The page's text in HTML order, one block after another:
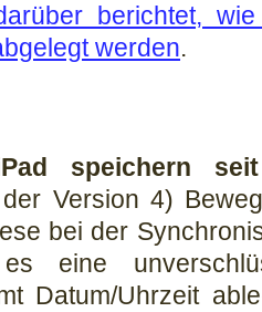
berichtet,
werden.
speichern
Version 4)
bei der
eine
Datum/Uhrzeit